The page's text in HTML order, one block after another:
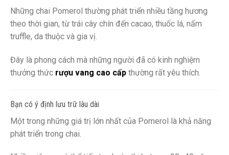
Những chai Pomerol thường phát triển nhiều tầng hương
theo thời gian, từ trái cây chín đến cacao, thuốc lá, nấm
truffle, da thuộc và gia vị.
Đây là phong cách mà những người đã có kinh nghiệm
thưởng thức rượu vang cao cấp thường rất yêu thích.
Bạn có ý định lưu trữ lâu dài
Một trong những giá trị lớn nhất của Pomerol là khả năng
phát triển trong chai.